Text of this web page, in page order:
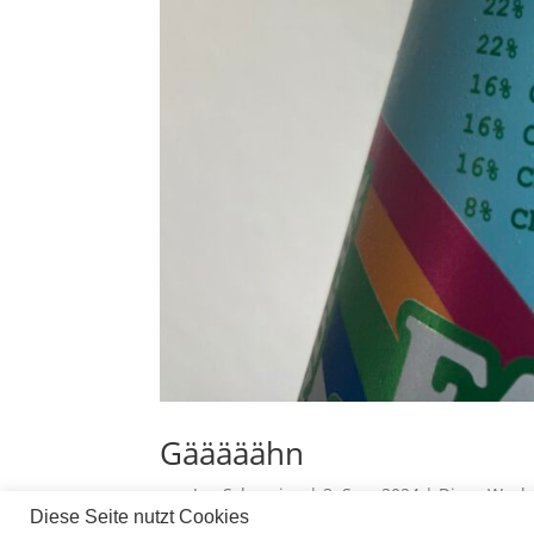
Gääääähn
Jan Scherping | 3. Sep. 2024 | Diese
Diese Seite nutzt Cookies